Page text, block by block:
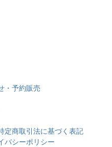
・予約販売
定商取引法に基づく表記
バシーポリシー